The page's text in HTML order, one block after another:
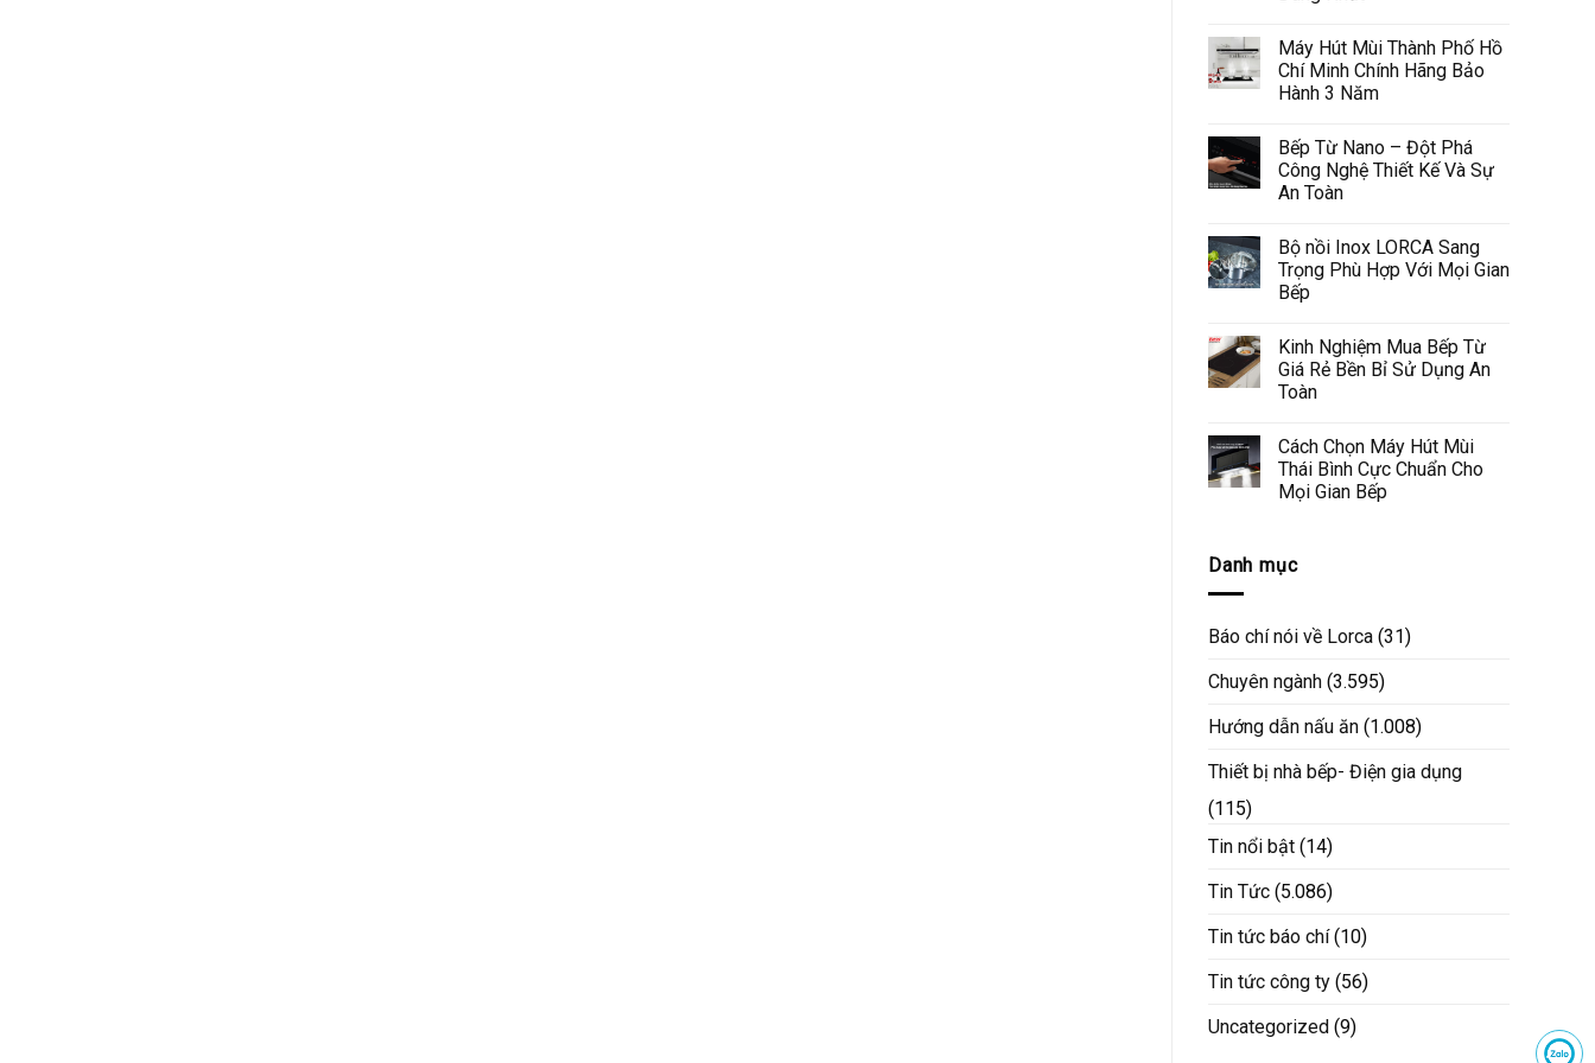
Máy Hút Mùi Thành Phố Hồ
Chí Minh Chính Hãng Bảo
Hành 3 Năm
Bếp Từ Nano – Đột Phá
Công Nghệ Thiết Kế Và Sự
An Toàn
Bộ nồi Inox LORCA Sang
Trọng Phù Hợp Với Mọi Gian
Bếp
Kinh Nghiệm Mua Bếp Từ
Giá Rẻ Bền Bỉ Sử Dụng An
Toàn
Cách Chọn Máy Hút Mùi
Thái Bình Cực Chuẩn Cho
Mọi Gian Bếp
Danh mục
Báo chí nói về Lorca (31)
Chuyên ngành (3.595)
Hướng dẫn nấu ăn (1.008)
Thiết bị nhà bếp- Điện gia dụng
(115)
Tin nổi bật (14)
Tin Tức (5.086)
Tin tức báo chí(10)
Tin tức công ty (56)
Uncategorized (9)